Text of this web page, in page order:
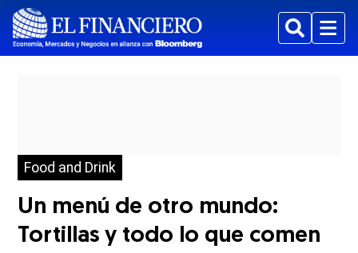
BuscarMenu
Food and Drink
Un menú de otro mundo:
Tortillas y todo lo que comen